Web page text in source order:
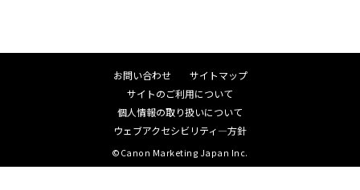
お問い合わせ
サイトマップ
サイトのご利用について
個人情報の取り扱いについて
ウェブアクセシビリティ―方針
©Canon Marketing Japan Inc.